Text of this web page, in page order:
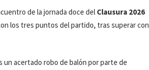
de la jornada doce del Clausura 2026
los tres puntos del partido, tras superar con
un acertado robo de balón por parte de